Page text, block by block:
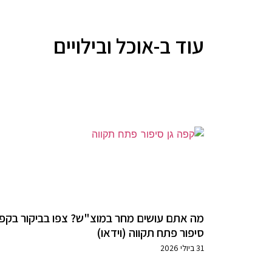
עוד ב-אוכל ובילויים
מה אתם עושים מחר במוצ"ש? צפו בביקור
סיפור פתח תקווה (וידאו)
31 ביולי 2026